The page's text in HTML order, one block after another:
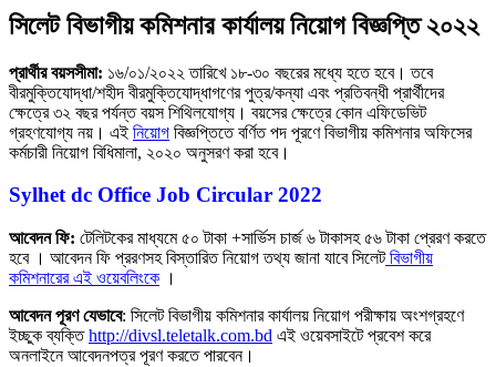
সিলেট বিভাগীয় কমিশনার কার্যালয় নিয়োগ বিজ্ঞপ্তি ২০২২
প্রার্থীর বয়সসীমা: ১৬/০১/২০২২ তারিখে ১৮-৩০ বছরের মধ্যে হতে হবে। তবে
বীরমুক্তিযােদ্ধা/শহীদ বীরমুক্তিযােদ্ধাগণের পুত্র/কন্যা এবং প্রতিবন্ধী প্রার্থীদের
ক্ষেত্রে ৩২ বছর পর্যন্ত বয়স শিথিলযােগ্য। বয়সের ক্ষেত্রে কোন এফিডেভিট
গ্রহণযােগ্য নয়। এই নিয়ােগ বিজ্ঞপ্তিতে বর্ণিত পদ পূরণে বিভাগীয় কমিশনার অফিসের
কর্মচারী নিয়ােগ বিধিমালা, ২০২০ অনুসরণ করা হবে।
Sylhet dc Office Job Circular 2022
আবেদন ফি: টেলিটকের মাধ্যমে ৫০ টাকা +সার্ভিস চার্জ ৬ টাকাসহ ৫৬ টাকা প্রেরণ করতে
হবে । আবেদন ফি প্ররণসহ বিস্তারিত নিয়োগ তথ্য জানা যাবে সিলেটবিভাগীয়
কমিশনারের এই ওয়েবলিংকে ।
আবেদন পূরণ যেভাবে: সিলেট বিভাগীয় কমিশনার কার্যালয় নিয়োগ পরীক্ষায় অংশগ্রহণে
ইচ্ছুক ব্যক্তিhttp://divsl.teletalk.com.bd এই ওয়েবসাইটে প্রবেশ করে
অনলাইনে আবেদনপত্র পূরণ করতে পারবেন।